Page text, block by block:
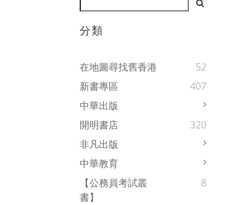
分類
在地圖尋找舊香港
52
新書專區
407
中華出版
開明書店
320
非凡出版
中華教育
【公務員考試叢
書】
8